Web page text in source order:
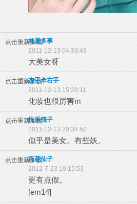
点击重新加载
劝其多事
2011-12-13 04:33:49
大美女呀
点击重新加载左手牵右手
2011-12-13 15:28:11
化妆也很厉害m
点击重新加载
快乐筏子
2011-12-13 20:34:50
似乎是美女。有些妖。
点击重新加载
百花仙子
2012-7-23 19:15:53
更有点假。
[em14]